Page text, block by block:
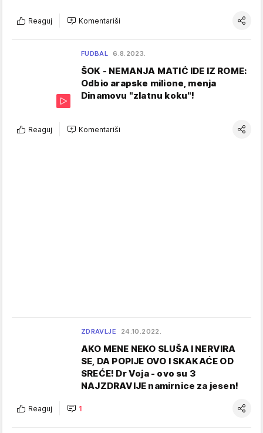
Reaguj Komentariši
FUDBAL 6.8.2023.
ŠOK - NEMANJA MATIĆ IDE IZ ROME:
Odbio arapske milione, menja
Dinamovu "zlatnu koku"!
Reaguj Komentariši
ZDRAVLJE 24.10.2022.
AKO MENE NEKO SLUŠA I NERVIRA
SE, DA POPIJE OVO I SKAKAĆE OD
SREĆE! Dr Voja - ovo su 3
NAJZDRAVIJE namirnice za jesen!
Reaguj 1